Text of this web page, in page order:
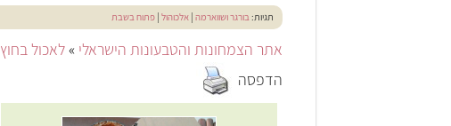
תגיות:בורגר ושווארמה אלכוהול פתוח בשבת
אתר הצמחונות והטבעונות הישראלי »לאכול בחוץ
הדפסה